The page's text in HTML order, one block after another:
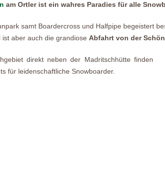
am Ortler ist ein wahres Paradies für alle
samt Boardercross und Halfpipe begeistert
aber auch die grandiose Abfahrt von der
direkt neben der Madritschhütte finden
für leidenschaftliche Snowboarder.